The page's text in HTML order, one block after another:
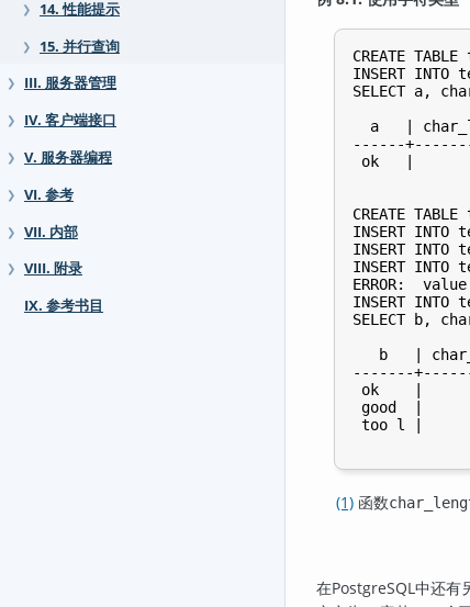
❯ 14. 性能提示
❯ 15. 并行查询
❯ III. 服务器管理
❯ IV. 客户端接口
❯ V. 服务器编程
❯ VI. 参考
❯ VII. 内部
❯
VIII. 附录
IX. 参考书目
CREATE
INSERT
SELECT a,
a   |
------
CREATE
INSERT
INSERT
ERROR:
INSERT
b   |
-------
ok    |
good  |
(1) 函数
在PostgreSQL中还有